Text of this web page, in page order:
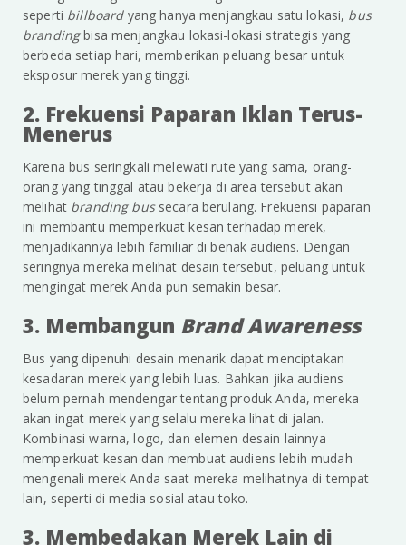
seperti billboard yang hanya menjangkau satu lokasi, bus
brandingbisa menjangkau lokasi-lokasi strategis yang
berbeda setiap hari, memberikan peluang besar untuk
eksposur merek yang tinggi.
2. Frekuensi Paparan Iklan Terus-
Menerus
Karena bus seringkali melewati rute yang sama, orang-
orang yang tinggal atau bekerja di area tersebut akan
melihat branding bussecara berulang. Frekuensi paparan
ini membantu memperkuat kesan terhadap merek,
menjadikannya lebih familiar di benak audiens. Dengan
seringnya mereka melihat desain tersebut, peluang untuk
mengingat merek Anda pun semakin besar.
3. Membangun Brand Awareness
Bus yang dipenuhi desain menarik dapat menciptakan
kesadaran merek yang lebih luas. Bahkan jika audiens
belum pernah mendengar tentang produk Anda, mereka
akan ingat merek yang selalu mereka lihat di jalan.
Kombinasi warna, logo, dan elemen desain lainnya
memperkuat kesan dan membuat audiens lebih mudah
mengenali merek Anda saat mereka melihatnya di tempat
lain, seperti di media sosial atau toko.
3. Membedakan Merek Lain di